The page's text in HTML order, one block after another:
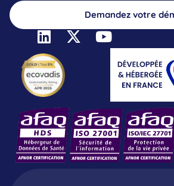
Demandez votre